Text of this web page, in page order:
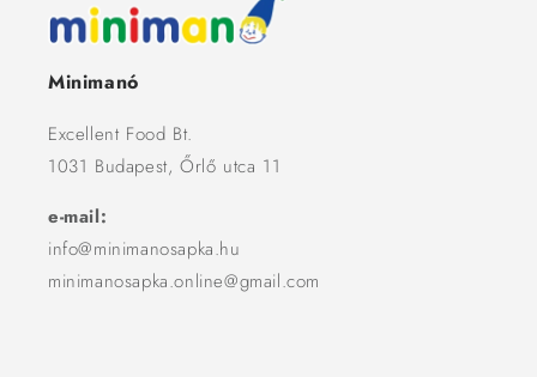
Minimanó
Excellent Food Bt.
1031 Budapest, Őrlő utca 11
e-mail:
info@minimanosapka.hu
minimanosapka.online@gmail.com